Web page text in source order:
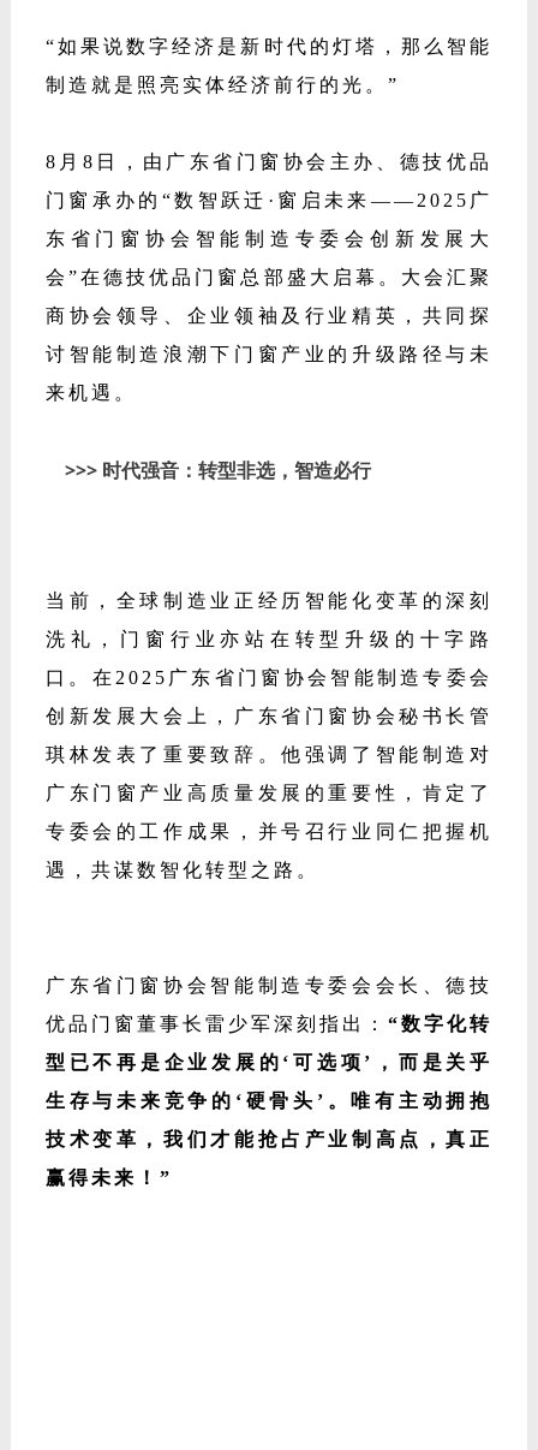
“如果说数字经济是新时代的灯塔，那么智能
制造就是照亮实体经济前行的光。”
8月8日，由广东省门窗协会主办、德技优品
门窗承办的“数智跃迁·窗启未来——2025广
东省门窗协会智能制造专委会创新发展大
会”在德技优品门窗总部盛大启幕。大会汇聚
商协会领导、企业领袖及行业精英，共同探
讨智能制造浪潮下门窗产业的升级路径与未
来机遇。
德>>> 时代强音：转型非选，智造必行技优品门窗总
部
口。在 2025广东省门窗协会智能制造专委会
创新发展大会上，广东省门窗协会秘书长管
琪林发表了重要致辞。他强调了智能制造对
广东门窗产业高质量发展的重要性，肯定了
专委会的工作成果，并号召行业同仁把握机
遇，共谋数智化转型之路。